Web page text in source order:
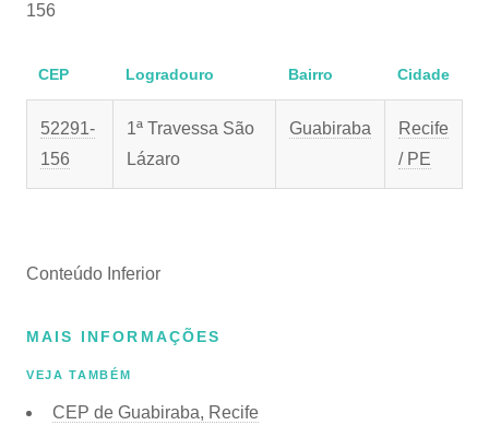
156
CEP Logradouro Bairro Cidade
52291-
156
1ª Travessa São
Lázaro
Guabiraba
Recife
/ PE
Conteúdo Inferior
MAIS INFORMAÇÕES
VEJA TAMBÉM
CEP de Guabiraba, Recife